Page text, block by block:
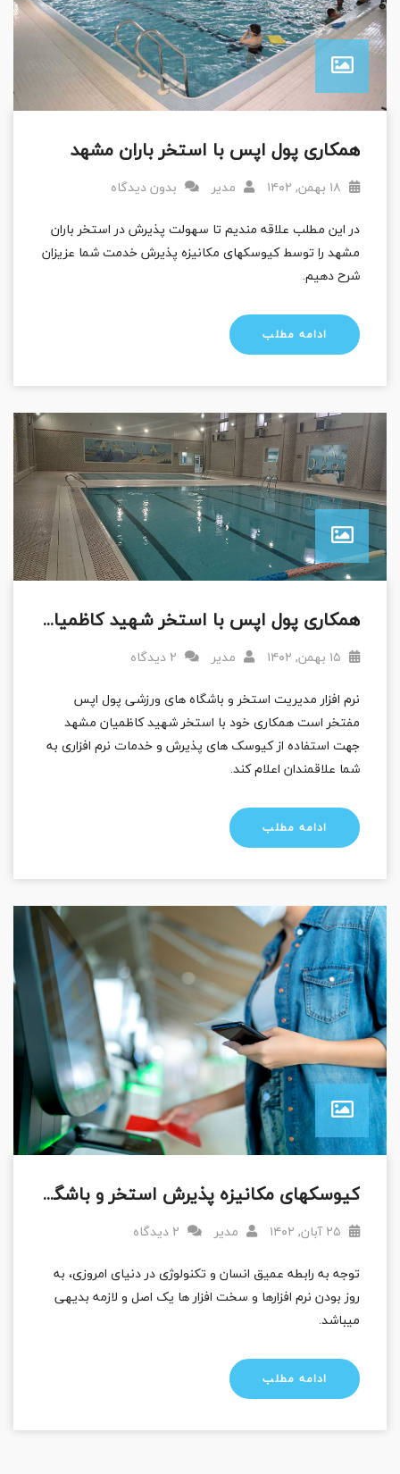
همکاری پول اپس با استخر باران مشهد
مدیر
بدون دیدگاه
در این مطلب علاقه مندیم تا سهولت پذیرش در استخر باران
مشهد را توسط کیوسکهای مکانیزه پذیرش خدمت شما عزیزان
شرح دهیم.
ادامه مطلب
همکاری پول اپس با استخر شهید کاظمیان مشهد
مدیر
نرم افزار مدیریت استخر و باشگاه های ورزشی پول اپس
مفتخر است همکاری خود با استخر شهید کاظمیان مشهد
جهت استفاده از کیوسک های پذیرش و خدمات نرم افزاری به
شما علاقمندان اعلام کند.
ادامه مطلب
کیوسکهای مکانیزه پذیرش استخر و باشگاه های ورزشی
مدیر
توجه به رابطه عمیق انسان و تکنولوژی در دنیای امروزی، به
روز بودن نرم افزارها و سخت افزار ها یک اصل و لازمه بدیهی
میباشد.
ادامه مطلب